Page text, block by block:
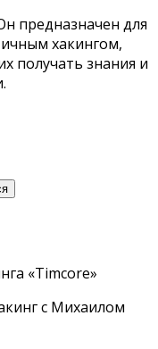
предназначен для
хакингом,
получать знания и
«Timcore»
с Михаилом